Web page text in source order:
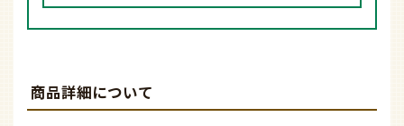
商品詳細について